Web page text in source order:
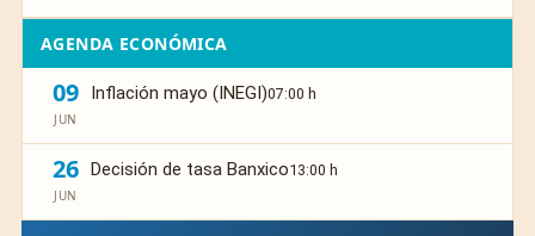
AGENDA ECONÓMICA
09
JUN
Inflación mayo (INEGI)07:00 h
26
JUN
Decisión de tasa Banxico13:00 h